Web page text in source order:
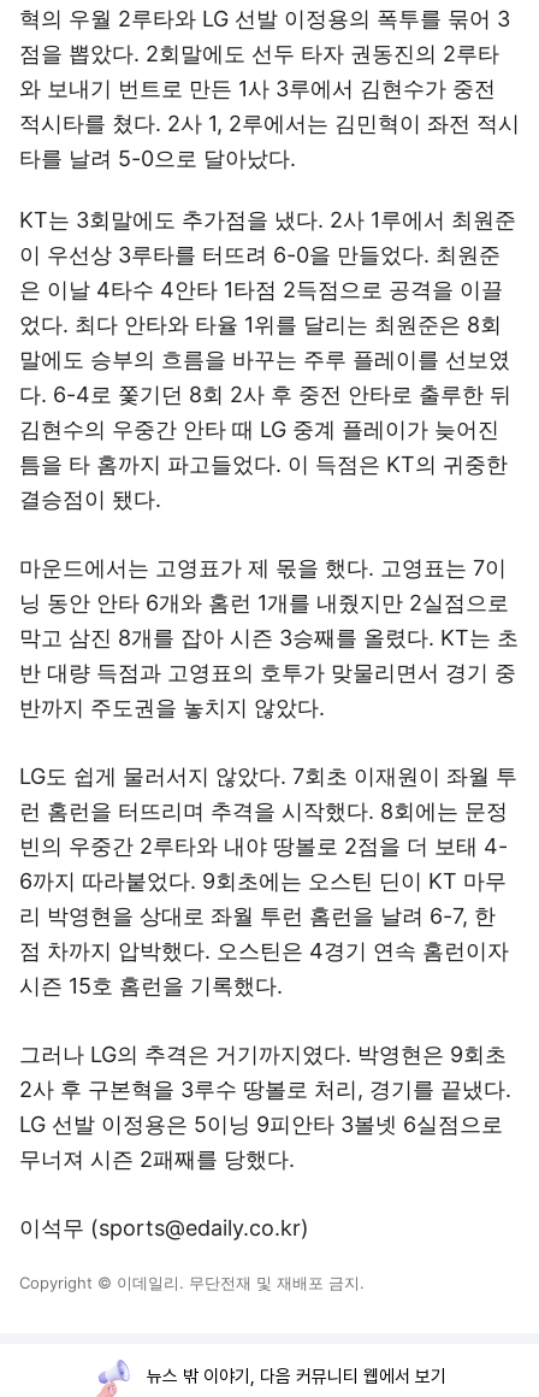
혁의 우월 2루타와 LG 선발 이정용의 폭투를 묶어 3
점을 뽑았다. 2회말에도 선두 타자 권동진의 2루타
와 보내기 번트로 만든 1사 3루에서 김현수가 중전
적시타를 쳤다. 2사 1, 2루에서는 김민혁이 좌전 적시
타를 날려 5-0으로 달아났다.
KT는 3회말에도 추가점을 냈다. 2사 1루에서 최원준
이 우선상 3루타를 터뜨려 6-0을 만들었다. 최원준
은 이날 4타수 4안타 1타점 2득점으로 공격을 이끌
었다. 최다 안타와 타율 1위를 달리는 최원준은 8회
말에도 승부의 흐름을 바꾸는 주루 플레이를 선보였
다. 6-4로 쫓기던 8회 2사 후 중전 안타로 출루한 뒤
김현수의 우중간 안타 때 LG 중계 플레이가 늦어진
틈을 타 홈까지 파고들었다. 이 득점은 KT의 귀중한
결승점이 됐다.
마운드에서는 고영표가 제 몫을 했다. 고영표는 7이
닝 동안 안타 6개와 홈런 1개를 내줬지만 2실점으로
막고 삼진 8개를 잡아 시즌 3승째를 올렸다. KT는 초
반 대량 득점과 고영표의 호투가 맞물리면서 경기 중
반까지 주도권을 놓치지 않았다.
LG도 쉽게 물러서지 않았다. 7회초 이재원이 좌월 투
런 홈런을 터뜨리며 추격을 시작했다. 8회에는 문정
빈의 우중간 2루타와 내야 땅볼로 2점을 더 보태 4-
6까지 따라붙었다. 9회초에는 오스틴 딘이 KT 마무
리 박영현을 상대로 좌월 투런 홈런을 날려 6-7, 한
점 차까지 압박했다. 오스틴은 4경기 연속 홈런이자
시즌 15호 홈런을 기록했다.
그러나 LG의 추격은 거기까지였다. 박영현은 9회초
2사 후 구본혁을 3루수 땅볼로 처리, 경기를 끝냈다.
LG 선발 이정용은 5이닝 9피안타 3볼넷 6실점으로
무너져 시즌 2패째를 당했다.
이석무 (sports@edaily.co.kr)
Copyright © 이데일리. 무단전재 및 재배포 금지.
뉴스 밖 이야기, 다음 커뮤니티 웹에서 보기